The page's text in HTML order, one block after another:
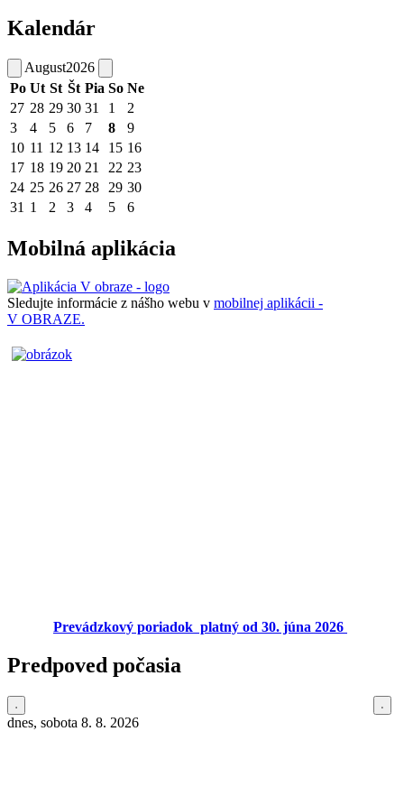
Kalendár
August2026
Po Ut St Št Pia So Ne
27 28 29 30 31 1
2
3
4 5 6 7 8
9
10 11 12 13 14 15 16
17 18 19 20 21 22 23
24 25 26 27 28 29 30
31 1 2 3 4 5 6
Mobilná aplikácia
Sledujte informácie z nášho webu v mobilnej aplikácii -
V OBRAZE.
Prevádzkový poriadok platný od 30. júna 2026
Predpoved počasia
dnes, sobota 8. 8. 2026